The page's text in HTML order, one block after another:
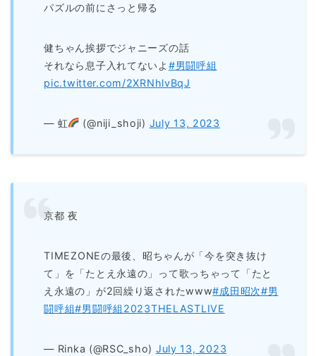
パズルの前にさっと帰る
健ちゃん挨拶でジャニーズの話
それなら息子入れてないよ #男闘呼組
pic.twitter.com/2XRNhlvBqJ
— 虹 (@niji_shoji) July 13, 2023
京都 夜
TIMEZONEの最後、昭ちゃんが「今を突き抜け
て」を「たとえ永遠の」って歌っちゃって「たと
え永遠の」が2回繰り返されたwww#成田昭次#男
闘呼組#男闘呼組2023THELASTLIVE
— Rinka (@RSC_sho) July 13, 2023